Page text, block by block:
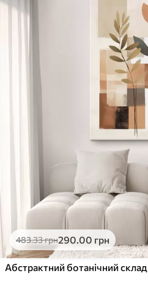
483.33грн290.00 грн
Абстрактний ботанічний склад